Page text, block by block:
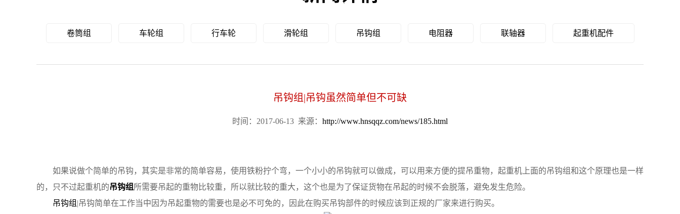
卷筒组 车轮组 行车轮 滑轮组 吊钩组 电阻器 联轴器 起重机配件
吊钩组|吊钩虽然简单但不可缺
时间：2017-06-13 来源： http://www.hnsqqz.com/news/185.html
如果说做个简单的吊钩，其实是非常的简单容易，使用铁粉拧个弯，一个小小的吊钩就可以做成，可以用来方便的提吊重物，起重机上面的吊钩组和这个原理也是一样
的，只不过起重机的吊钩组 所需要吊起的重物比较重，所以就比较的重大，这个也是为了保证货物在吊起的时候不会脱落，避免发生危险。
吊钩组 |吊钩简单在工作当中因为吊起重物的需要也是必不可免的，因此在购买吊钩部件的时候应该到正规的厂家来进行购买。